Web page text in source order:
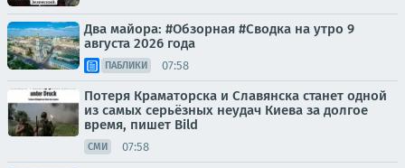
Два майора: #Обзорная #Сводка на утро 9
августа 2026 года
ПАБЛИКИ 07:58
Потеря Краматорска и Славянска станет одной
из самых серьёзных неудач Киева за долгое
время, пишет Bild
СМИ 07:58